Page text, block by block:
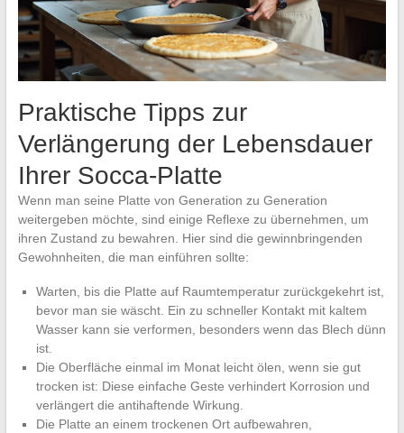
Praktische Tipps zur
Verlängerung der Lebensdauer
Ihrer Socca-Platte
Wenn man seine Platte von Generation zu Generation
weitergeben möchte, sind einige Reflexe zu übernehmen, um
ihren Zustand zu bewahren. Hier sind die gewinnbringenden
Gewohnheiten, die man einführen sollte:
Warten, bis die Platte auf Raumtemperatur zurückgekehrt ist,
bevor man sie wäscht. Ein zu schneller Kontakt mit kaltem
Wasser kann sie verformen, besonders wenn das Blech dünn
ist.
Die Oberfläche einmal im Monat leicht ölen, wenn sie gut
trocken ist: Diese einfache Geste verhindert Korrosion und
verlängert die antihaftende Wirkung.
Die Platte an einem trockenen Ort aufbewahren,